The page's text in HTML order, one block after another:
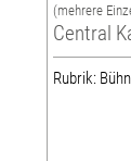
(mehrere
Central
Rubrik: